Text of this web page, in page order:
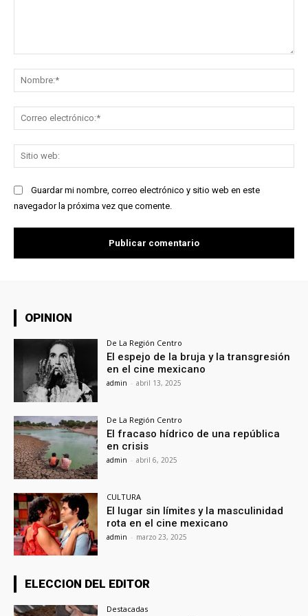
Guardar mi nombre, correo electrónico y sitio web en este
navegador la próxima vez que comente.
OPINION
De La Región Centro
El espejo de la bruja y la transgresión
en el cine mexicano
admin - abril 13, 2025
De La Región Centro
El fracaso hídrico de una república
en crisis
admin - abril 6, 2025
CULTURA
El lugar sin límites y la masculinidad
rota en el cine mexicano
admin - marzo 23, 2025
ELECCION DEL EDITOR
Destacadas